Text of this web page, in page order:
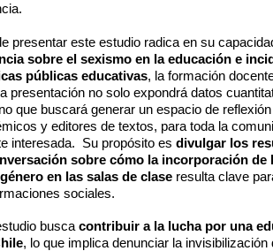
presentar este estudio radica en su
sobre el sexismo en la educación e
públicas educativas, la formación
presentación no solo expondrá datos
que buscará generar un espacio de
y editores de textos, para toda la
interesada. Su propósito es divulgar los
sobre cómo la incorporación de
en las salas de clase resulta clave
sociales.
busca contribuir a la lucha por una
, lo que implica denunciar la invisibilización